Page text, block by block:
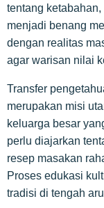
tentang
menjadi benang
dengan realitas
agar warisan nilai
Transfer
merupakan misi
keluarga besar
perlu diajarkan
resep masakan
Proses edukasi
tradisi di tengah